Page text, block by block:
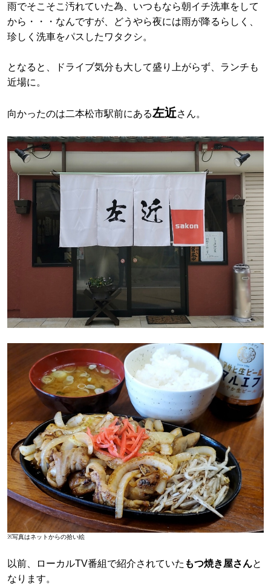
雨でそこそこ汚れていた為、いつもなら朝イチ洗車をして
から・・・なんですが、どうやら夜には雨が降るらしく、
珍しく洗車をパスしたワタクシ。
となると、ドライブ気分も大して盛り上がらず、ランチも
近場に。
向かったのは二本松市駅前にある左近さん。
※写真はネットからの拾い絵
以前、ローカルTV番組で紹介されていた もつ焼き屋さんと
なります。